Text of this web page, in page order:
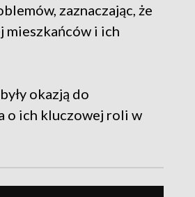
zaznaczając, że
i ich
okazją do
o ich kluczowej roli w